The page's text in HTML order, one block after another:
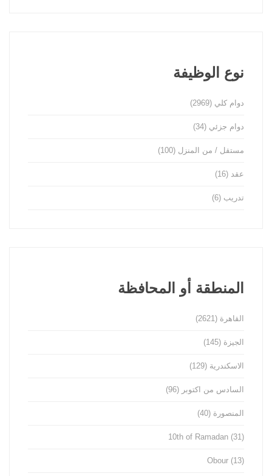
نوع الوظيفة
دوام كلي (2969)
دوام جزئي (34)
مستقل / من المنزل (100)
عقد (16)
تدريب (6)
المنطقة أو المحافظة
القاهرة (2621)
الجيزة (145)
الاسكندرية (129)
السادس من اكتوبر (96)
المنصورة (40)
10th of Ramadan (31)
Obour (13)